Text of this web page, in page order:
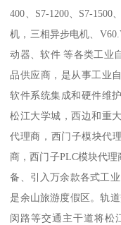
400、S7-1200、S7-1500
机，三相异步电机、
动器、软件 等各类工业
品供应商，是从事工业
软件系统集成和硬件维
松江大学城，西边和重
代理商，西门子模块代
商，西门子PLC模块代
备、引入万余款各式工
是余山旅游度假区。轨
闵路等交通主干道将松